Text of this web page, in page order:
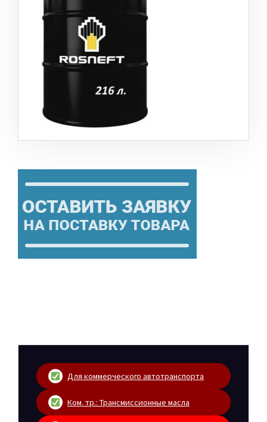
Для коммерческого автотранспорта
Ком. тр.: Трансмиссионные масла